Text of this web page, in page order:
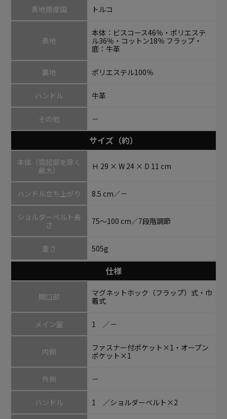
表地原産国 トルコ
表地
本体：ビスコース46％・ポリエステ
ル36％・コットン18％ フラップ・
底：牛革
裏地 ポリエステル100％
ハンドル 牛革
その他 －
サイズ（約）
本体（突起部を除く
最大）
Ｈ 29 × W 24 × D 11 cm
ハンドル立ち上がり 8.5 cm／－
ショルダーベルト長
さ
75～100 cm／7段階調節
重さ 505g
仕様
開口部
マグネットホック（フラップ）式・巾
着式
メイン室 1 ／－
内側
ファスナー付ポケット×1・オープン
ポケット×1
外側 －
ハンドル 1 ／ショルダーベルト×2